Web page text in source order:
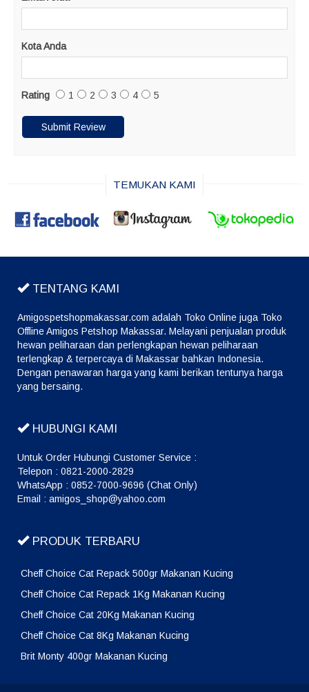
Kota Anda
Rating 1 2 3 4 5
TEMUKAN KAMI
TENTANG KAMI
Amigospetshopmakassar.com adalah Toko Online juga Toko
Offline Amigos Petshop Makassar. Melayani penjualan produk
hewan peliharaan dan perlengkapan hewan peliharaan
terlengkap & terpercaya di Makassar bahkan Indonesia.
Dengan penawaran harga yang kami berikan tentunya harga
yang bersaing.
HUBUNGI KAMI
Untuk Order Hubungi Customer Service :
Telepon : 0821-2000-2829
WhatsApp : 0852-7000-9696 (Chat Only)
Email : amigos_shop@yahoo.com
PRODUK TERBARU
Cheff Choice Cat Repack 500gr Makanan Kucing
Cheff Choice Cat Repack 1Kg Makanan Kucing
Cheff Choice Cat 20Kg Makanan Kucing
Cheff Choice Cat 8Kg Makanan Kucing
Brit Monty 400gr Makanan Kucing